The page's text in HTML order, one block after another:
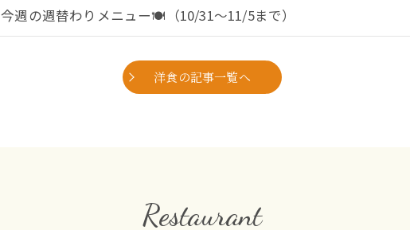
今週の週替わりメニュー🍽（10/31～11/5まで）
洋食の記事一覧へ
Restaurant